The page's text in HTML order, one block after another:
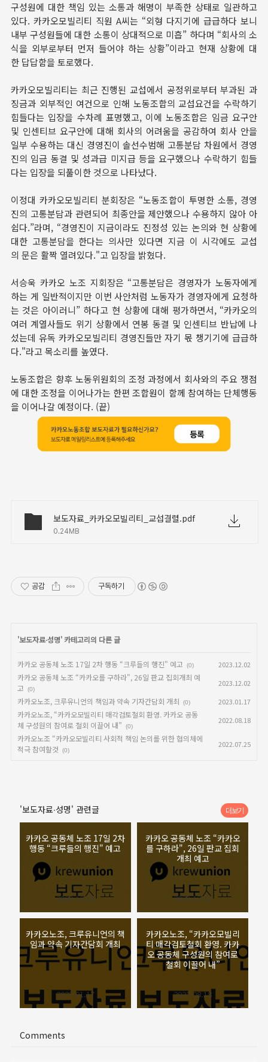
구성원에 대한 책임 있는 소통과 해명이 부족한 상태로 일관하고
있다. 카카오모빌리티 직원 A씨는 “외형 다지기에 급급하다 보니
내부 구성원들에 대한 소통이 상대적으로 미흡” 하다며 “회사의 소
식을 외부로부터 먼저 들어야 하는 상황”이라고 현재 상황에 대
한 답답함을 토로했다.
카카오모빌리티는 최근 진행된 교섭에서 공정위로부터 부과된 과
징금과 외부적인 여건으로 인해 노동조합의 교섭요건을 수락하기
힘들다는 입장을 수차례 표명했고, 이에 노동조합은 임금 요구안
및 인센티브 요구안에 대해 회사의 어려움을 공감하여 회사 안을
일부 수용하는 대신 경영진이 솔선수범해 고통분담 차원에서 경영
진의 임금 동결 및 성과급 미지급 등을 요구했으나 수락하기 힘들
다는 입장을 되풀이한 것으로 나타났다.
이정대 카카오모빌리티 분회장은 “노동조합이 투명한 소통, 경영
진의 고통분담과 관련되어 최종안을 제안했으나 수용하지 않아 아
쉽다.”라며, “경영진이 지금이라도 진정성 있는 논의와 현 상황에
대한 고통분담을 한다는 의사만 있다면 지금 이 시각에도 교섭
의 문은 활짝 열려있다."고 입장을 밝혔다.
서승욱 카카오 노조 지회장은 “고통분담은 경영자가 노동자에게
하는 게 일반적이지만 이번 사안처럼 노동자가 경영자에게 요청하
는 것은 아이러니” 하다고 현 상황에 대해 평가하면서, “카카오의
여러 계열사들도 위기 상황에서 연봉 동결 및 인센티브 반납에 나
섰는데 유독 카카오모빌리티 경영진들만 자기 몫 챙기기에 급급하
다."라고 목소리를 높였다.
노동조합은 향후 노동위원회의 조정 과정에서 회사와의 주요 쟁점
에 대한 조정을 이어나가는 한편 조합원이 함께 참여하는 단체행동
을 이어나갈 예정이다. (끝)
보도자료_카카오모빌리티_교섭결렬.pdf
0.24MB
공감 구독하기
'보도자료∙성명' 카테고리의 다른 글
카카오 공동체 노조 17일 2차 행동 “크루들의 행진" 예고 (0) 2023.12.02
카카오 공동체 노조 “카카오를 구하라", 26일 판교 집회개최 예
고
(0)
2023.12.02
카카오노조, 크루유니언의 책임과 약속 기자간담회 개최 (0) 2023.01.17
카카오노조, “카카오모빌리티 매각검토철회 환영. 카카오 공동
체 구성원의 참여로 철회 이끌어 내”
(0)
2022.08.18
카카오노조 “카카오모빌리티 사회적 책임 논의를 위한 협의체에
적극 참여할것
(0)
2022.07.25
'보도자료∙성명' 관련글
카카오 공동체 노조 17일 2차
행동 “크루들의 행진" 예고
2023.12.02
카카오 공동체 노조 “카카오
를 구하라", 26일 판교 집회
개최 예고
2023.12.02
카카오노조, 크루유니언의 책
임과 약속 기자간담회 개최
2023.01.17
카카오노조, “카카오모빌리
티 매각검토철회 환영. 카카
오 공동체 구성원의 참여로
철회 이끌어 내”
2022.08.18
더보기
Comments